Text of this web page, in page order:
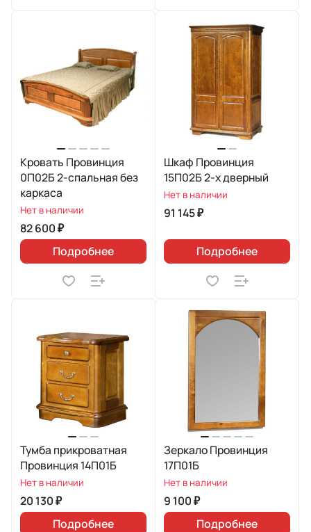
Кровать Провинция
0П02Б 2-спальная без
каркаса
Нет в наличии
82 600 ₽
Подробнее
Шкаф Провинция
15П02Б 2-х дверный
Нет в наличии
91 145 ₽
Подробнее
Тумба прикроватная
Провинция 14П01Б
Нет в наличии
20 130 ₽
Подробнее
Зеркало Провинция
17П01Б
Нет в наличии
9 100 ₽
Подробнее